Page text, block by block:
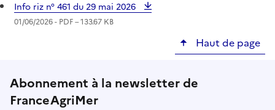
Info riz n° 461 du 29 mai 2026
01/06/2026 - PDF– 133.67 KB
Haut de page
Abonnement à la newsletter de
FranceAgriMer